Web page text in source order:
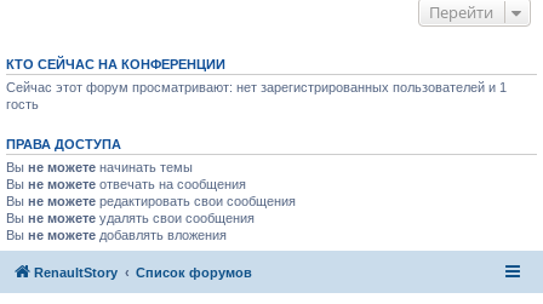
Перейти
КТО СЕЙЧАС НА КОНФЕРЕНЦИИ
Сейчас этот форум просматривают: нет зарегистрированных пользователей и 1
гость
ПРАВА ДОСТУПА
Вы не можете начинать темы
Вы не можете отвечать на сообщения
Вы не можете редактировать свои сообщения
Вы не можете удалять свои сообщения
Вы не можете добавлять вложения
RenaultStory Список форумов